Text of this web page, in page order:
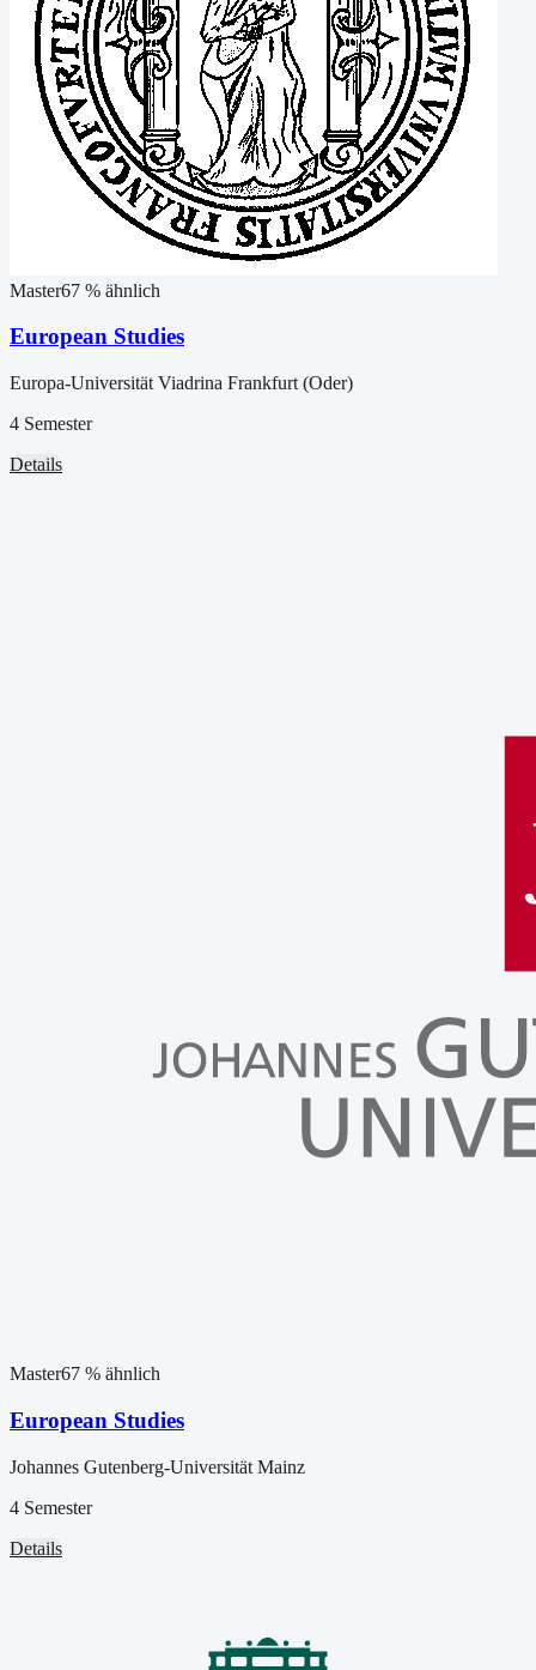
Master67 % ähnlich
European Studies
Europa-Universität Viadrina Frankfurt (Oder)
4 Semester
Details
Master67 % ähnlich
European Studies
Johannes Gutenberg-Universität Mainz
4 Semester
Details